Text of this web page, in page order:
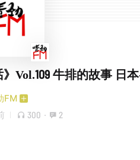
Vol.109 牛排的故事 日
FM
300 · 2